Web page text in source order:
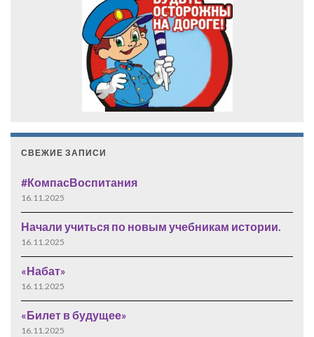
СВЕЖИЕ ЗАПИСИ
#КомпасВоспитания
16.11.2025
Начали учиться по новым учебникам истории.
16.11.2025
«Набат»
16.11.2025
«Билет в будущее»
16.11.2025